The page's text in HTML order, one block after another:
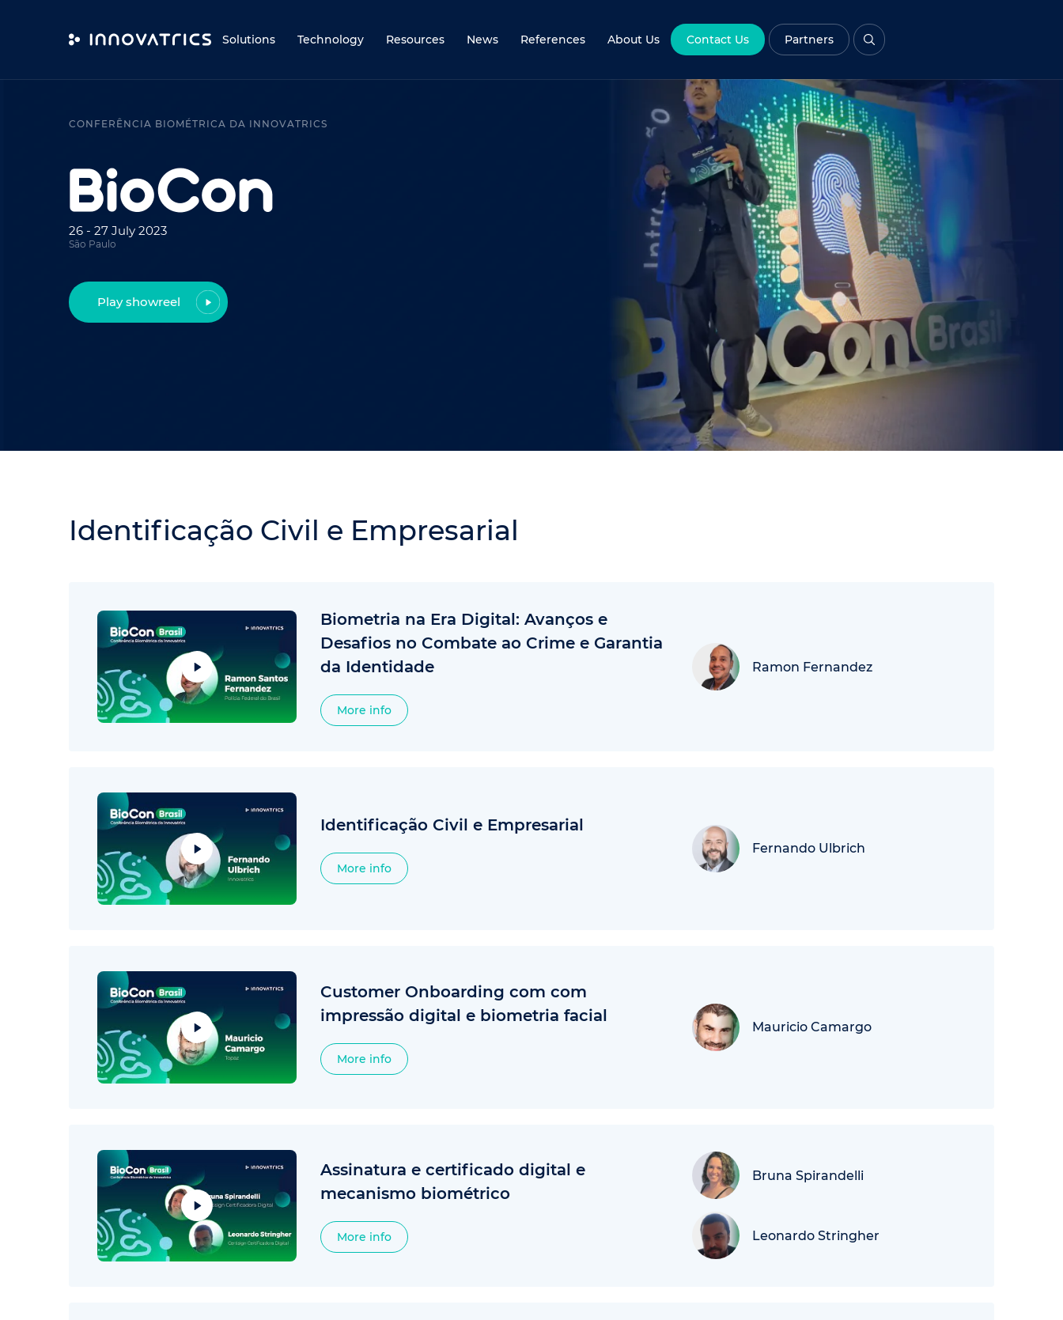
Solutions Technology Resources News References About Us Contact Us Partners
CONFERÊNCIA BIOMÉTRICA DA INNOVATRICS
26 - 27 July 2023
São Paulo
Play showreel
Identificação Civil e Empresarial
Biometria na Era Digital: Avanços e
Desafios no Combate ao Crime e Garantia
da Identidade
More info
Ramon Fernandez
Identificação Civil e Empresarial
More info
Fernando Ulbrich
Customer Onboarding com com
impressão digital e biometria facial
More info
Mauricio Camargo
Assinatura e certificado digital e
mecanismo biométrico
More info
Bruna Spirandelli
Leonardo Stringher